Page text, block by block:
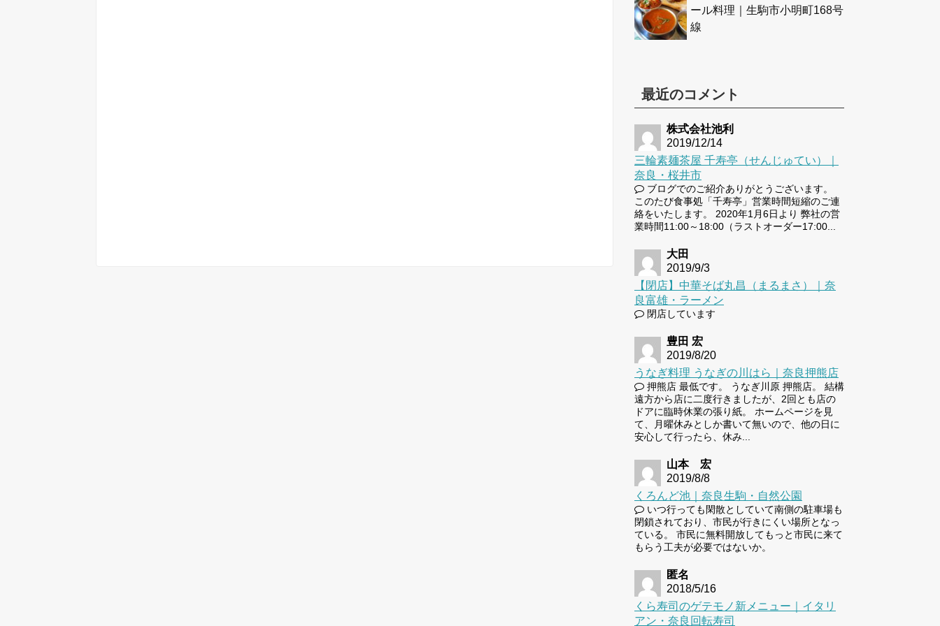
ール料理｜生駒市小明町168号
線
最近のコメント
株式会社池利
2019/12/14
三輪素麺茶屋 千寿亭（せんじゅてい）｜
奈良・桜井市
ブログでのご紹介ありがとうございます。
このたび食事処「千寿亭」営業時間短縮のご連
絡をいたします。 2020年1月6日より 弊社の営
業時間11:00～18:00（ラストオーダー17:00...
大田
2019/9/3
【閉店】中華そば丸昌（まるまさ）｜奈
良富雄・ラーメン
閉店しています
豊田 宏
2019/8/20
うなぎ料理 うなぎの川はら｜奈良押熊店
押熊店 最低です。 うなぎ川原 押熊店。 結構
遠方から店に二度行きましたが、2回とも店の
ドアに臨時休業の張り紙。 ホームページを見
て、月曜休みとしか書いて無いので、他の日に
安心して行ったら、休み...
山本 宏
2019/8/8
くろんど池｜奈良生駒・自然公園
いつ行っても閑散としていて南側の駐車場も
閉鎖されており、市民が行きにくい場所となっ
ている。 市民に無料開放してもっと市民に来て
もらう工夫が必要ではないか。
匿名
2018/5/16
くら寿司のゲテモノ新メニュー｜イタリ
アン・奈良回転寿司